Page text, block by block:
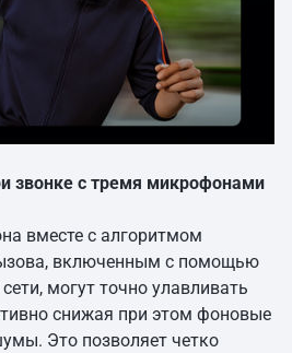
звонке с тремя микрофонами
вместе с алгоритмом
включенным с помощью
могут точно улавливать
снижая при этом фоновые
Это позволяет четко